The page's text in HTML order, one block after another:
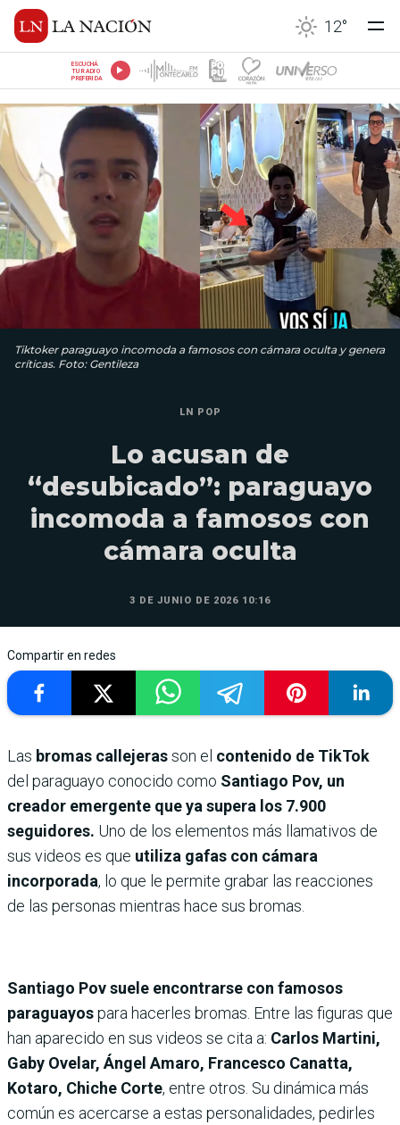
12°
ESCUCHÁ
TU RADIO
PREFERIDA
Tiktoker paraguayo incomoda a famosos con cámara oculta y genera
críticas. Foto: Gentileza
LN POP
Lo acusan de
“desubicado”: paraguayo
incomoda a famosos con
cámara oculta
3 DE JUNIO DE 2026 10:16
Compartir en redes
Las bromas callejerasson el contenido de TikTok
del paraguayo conocido como Santiago Pov, un
creador emergente que ya supera los 7.900
seguidores. Uno de los elementos más llamativos de
sus videos es que utiliza gafas con cámara
incorporada, lo que le permite grabar las reacciones
de las personas mientras hace sus bromas.
Santiago Pov suele encontrarse con famosos
paraguayospara hacerles bromas. Entre las figuras que
han aparecido en sus videos se cita a: Carlos Martini,
Gaby Ovelar, Ángel Amaro, Francesco Canatta,
Kotaro, Chiche Corte, entre otros. Su dinámica más
común es acercarse a estas personalidades, pedirles